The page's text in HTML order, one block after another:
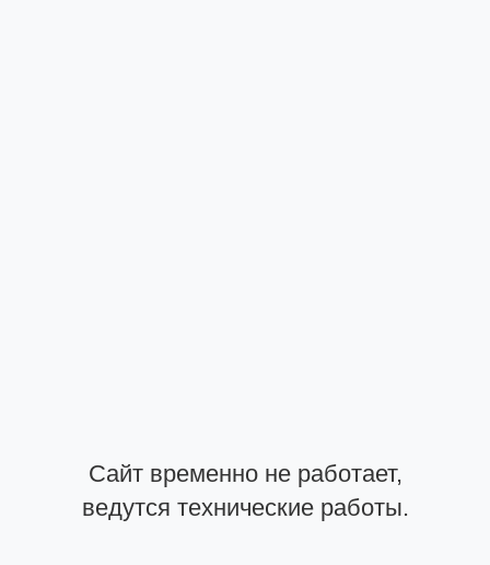
Сайт временно не работает,
ведутся технические работы.